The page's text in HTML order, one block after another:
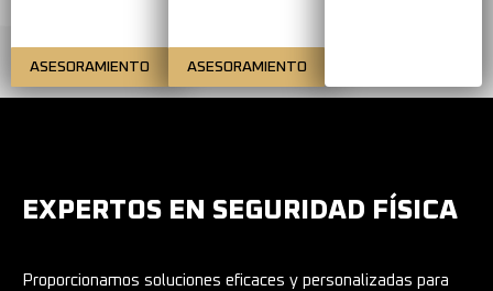
ASESORAMIENTO ASESORAMIENTO
EXPERTOS EN SEGURIDAD FÍSICA
Proporcionamos soluciones eficaces y personalizadas para